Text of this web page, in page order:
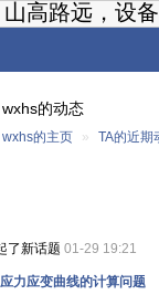
高路远，设备
wxhs的动态
wxhs的主页 » TA的近期
了新话题 01-29 19:21
力应变曲线的计算问题